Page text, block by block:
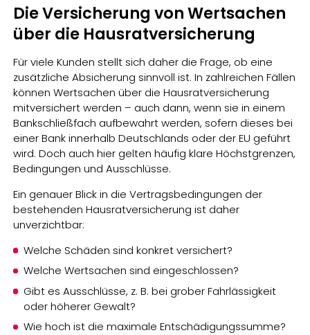
Die Versicherung von Wertsachen
über die Hausratversicherung
Für viele Kunden stellt sich daher die Frage, ob eine
zusätzliche Absicherung sinnvoll ist. In zahlreichen Fällen
können Wertsachen über die Hausratversicherung
mitversichert werden – auch dann, wenn sie in einem
Bankschließfach aufbewahrt werden, sofern dieses bei
einer Bank innerhalb Deutschlands oder der EU geführt
wird. Doch auch hier gelten häufig klare Höchstgrenzen,
Bedingungen und Ausschlüsse.
Ein genauer Blick in die Vertragsbedingungen der
bestehenden Hausratversicherung ist daher
unverzichtbar:
Welche Schäden sind konkret versichert?
Welche Wertsachen sind eingeschlossen?
Gibt es Ausschlüsse, z. B. bei grober Fahrlässigkeit
oder höherer Gewalt?
Wie hoch ist die maximale Entschädigungssumme?